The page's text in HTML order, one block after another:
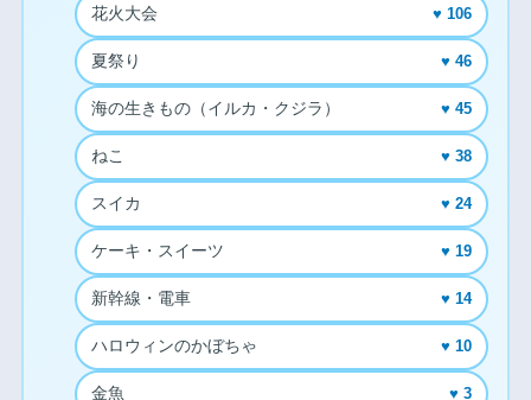
花火大会 ♥ 106
夏祭り ♥ 46
海の生きもの（イルカ・クジラ） ♥ 45
ねこ ♥ 38
スイカ ♥ 24
ケーキ・スイーツ ♥ 19
新幹線・電車 ♥ 14
ハロウィンのかぼちゃ ♥ 10
金魚 ♥ 3